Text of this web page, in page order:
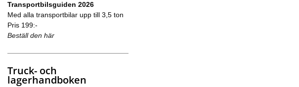
Transportbilsguiden 2026
Med alla transportbilar upp till 3,5 ton
Pris 199:-
Beställ den här
Truck- och
lagerhandboken